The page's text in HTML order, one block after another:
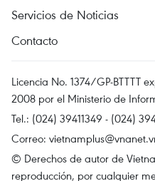
Servicios de Noticias
Contacto
Licencia No. 1374/GP-BTTTT
2008 por el Ministerio de
Tel.: (024) 39411349 - (024)
Correo:
© Derechos de autor de
reproducción, por cualquier